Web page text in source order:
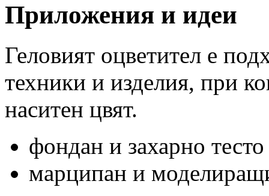
Приложения и идеи
Геловият оцветител е
техники и изделия, при
наситен цвят.
фондан и захарно тесто
марципан и